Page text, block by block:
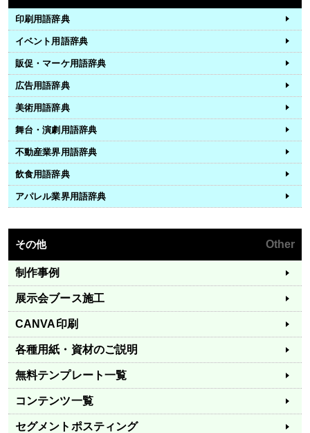
印刷用語辞典
イベント用語辞典
販促・マーケ用語辞典
広告用語辞典
美術用語辞典
舞台・演劇用語辞典
不動産業界用語辞典
飲食用語辞典
アパレル業界用語辞典
その他 Other
制作事例
展示会ブース施工
CANVA印刷
各種用紙・資材のご説明
無料テンプレート一覧
コンテンツ一覧
セグメントポスティング